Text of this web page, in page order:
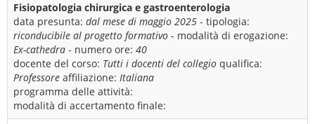
Fisiopatologia chirurgica e gastroenterologia
data presunta: dal mese di maggio 2025 - tipologia:
riconducibile al progetto formativo - modalità di erogazione:
Ex-cathedra - numero ore: 40
docente del corso: Tutti i docenti del collegio qualifica:
Professore affiliazione: Italiana
programma delle attività:
modalità di accertamento finale: